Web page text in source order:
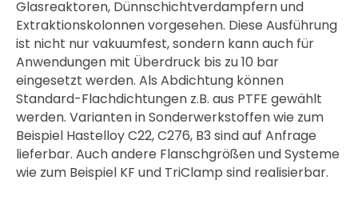
Glasreaktoren, Dünnschichtverdampfern und
Extraktionskolonnen vorgesehen. Diese Ausführung
ist nicht nur vakuumfest, sondern kann auch für
Anwendungen mit Überdruck bis zu 10 bar
eingesetzt werden. Als Abdichtung können
Standard-Flachdichtungen z.B. aus PTFE gewählt
werden. Varianten in Sonderwerkstoffen wie zum
Beispiel Hastelloy C22, C276, B3 sind auf Anfrage
lieferbar. Auch andere Flanschgrößen und Systeme
wie zum Beispiel KF und TriClamp sind realisierbar.